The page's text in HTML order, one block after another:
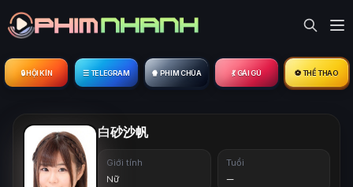
🔒︎ HỘI KÍN ☰ TELEGRAM 🍿 PHIM CHÙA 💃 GÁI GÚ ⚽ THỂ THAO
白砂沙帆
Giới tính
Nữ
Tuổi
—